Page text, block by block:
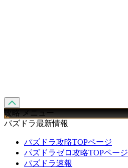
攻略 メニュー
パズドラ最新情報
パズドラ攻略TOPページ
パズドラゼロ攻略TOPページ
パズドラ速報